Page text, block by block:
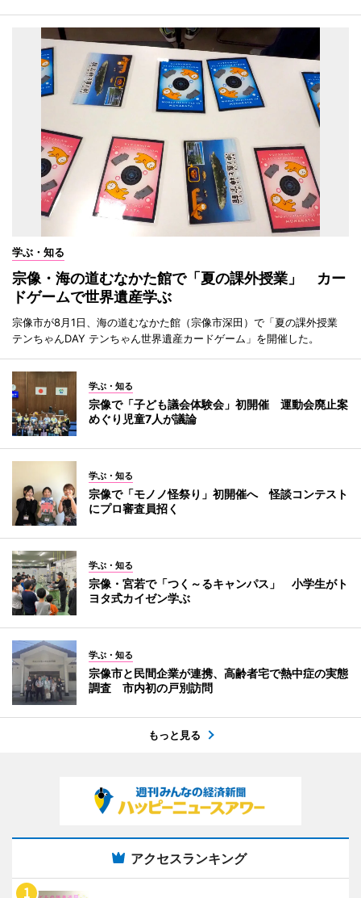
学ぶ・知る
宗像・海の道むなかた館で「夏の課外授業」 カー
ドゲームで世界遺産学ぶ
宗像市が8月1日、海の道むなかた館（宗像市深田）で「夏の課外授業
テンちゃんDAY テンちゃん世界遺産カードゲーム」を開催した。
学ぶ・知る
宗像で「子ども議会体験会」初開催 運動会廃止案
めぐり児童7人が議論
学ぶ・知る
宗像で「モノノ怪祭り」初開催へ 怪談コンテスト
にプロ審査員招く
学ぶ・知る
宗像・宮若で「つく～るキャンパス」 小学生がト
ヨタ式カイゼン学ぶ
学ぶ・知る
宗像市と民間企業が連携、高齢者宅で熱中症の実態
調査 市内初の戸別訪問
もっと見る
アクセスランキング